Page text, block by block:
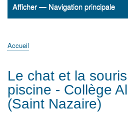
Navigation
Afficher — Navigation principale
Accueil
ActualitésMATh.en.JEANS ?
Régions et Ateliers
Créer, gérer un atelier
Sujets/Publications
Congrès
d'Ariane
Accueil
Le chat et la
piscine - Collège
(Saint Nazaire)